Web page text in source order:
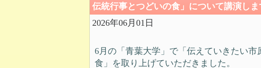
伝統行事とつどいの食」について講演し
2026年06月01日
6月の「青葉大学」で「伝えていきたい
食」を取り上げていただきました。